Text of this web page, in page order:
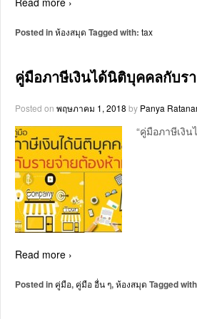
Posted inห้องสมุด Tagged with: tax
คู่มือภาษีเงินได้นิติบุคคลกับร
Posted on พฤษภาคม 1, 2018 by Panya
“คู่มือภาษีเงิ
Read more ›
Posted in คู่มือ, คู่มือ อื่น ๆ,ห้องสมุด Tagged